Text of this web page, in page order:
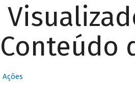
Conteúdo
Ações